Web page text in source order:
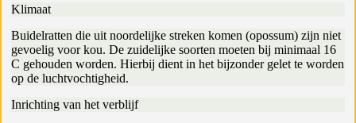
Klimaat
Buidelratten die uit noordelijke streken komen (opossum) zijn niet
gevoelig voor kou. De zuidelijke soorten moeten bij minimaal 16
C gehouden worden. Hierbij dient in het bijzonder gelet te worden
op de luchtvochtigheid.
Inrichting van het verblijf